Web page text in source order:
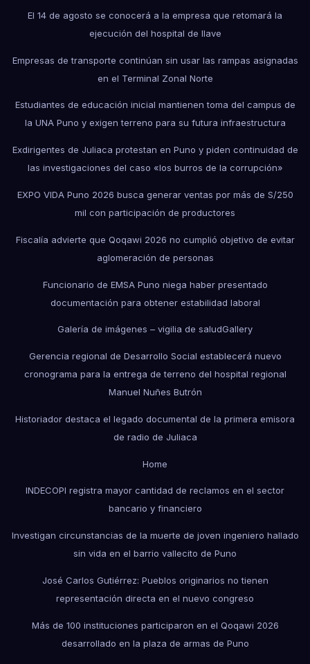
El 14 de agosto se conocerá a la empresa que retomará la
ejecución del hospital de Ilave
Empresas de transporte continúan sin usar las rampas asignadas
en el Terminal Zonal Norte
Estudiantes de educación inicial mantienen toma del campus de
la UNA Puno y exigen terreno para su futura infraestructura
Exdirigentes de Juliaca protestan en Puno y piden continuidad de
las investigaciones del caso «los burros de la corrupción»
EXPO VIDA Puno 2026 busca generar ventas por más de S/250
mil con participación de productores
Fiscalía advierte que Qoqawi 2026 no cumplió objetivo de evitar
aglomeración de personas
Funcionario de EMSA Puno niega haber presentado
documentación para obtener estabilidad laboral
Galería de imágenes – vigilia de saludGallery
Gerencia regional de Desarrollo Social establecerá nuevo
cronograma para la entrega de terreno del hospital regional
Manuel Nuñes Butrón
Historiador destaca el legado documental de la primera emisora
de radio de Juliaca
Home
INDECOPI registra mayor cantidad de reclamos en el sector
bancario y financiero
Investigan circunstancias de la muerte de joven ingeniero hallado
sin vida en el barrio vallecito de Puno
José Carlos Gutiérrez: Pueblos originarios no tienen
representación directa en el nuevo congreso
Más de 100 instituciones participaron en el Qoqawi 2026
desarrollado en la plaza de armas de Puno